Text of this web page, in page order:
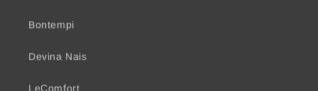
Bontempi
Devina Nais
LeComfort